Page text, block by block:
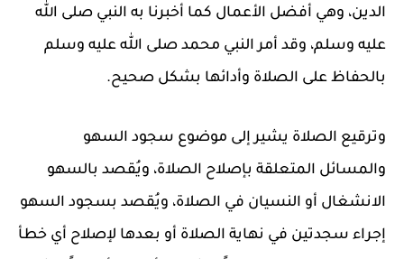
الدين، وهي أفضل الأعمال كما أخبرنا به النبي صلى الله
عليه وسلم، وقد أمر النبي محمد صلى الله عليه وسلم
بالحفاظ على الصلاة وأدائها بشكل صحيح.
وترقيع الصلاة يشير إلى موضوع سجود السهو
والمسائل المتعلقة بإصلاح الصلاة، ويُقصد بالسهو
الانشغال أو النسيان في الصلاة، ويُقصد بسجود السهو
إجراء سجدتين في نهاية الصلاة أو بعدها لإصلاح أي خطأ